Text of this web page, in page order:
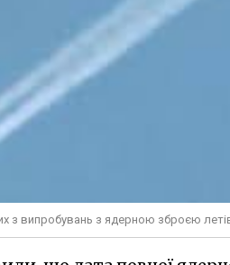
з випробувань з ядерною зброєю